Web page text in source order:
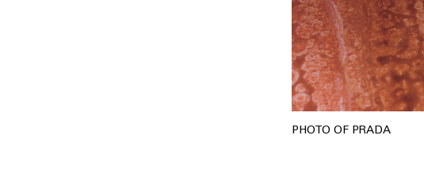
PHOTO OF PRADA